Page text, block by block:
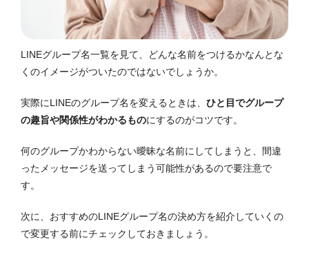
LINEグループ名一覧を見て、どんな名前をつけるかなんとな
くのイメージがついたのではないでしょうか。
実際にLINEのグループ名を変えるときは、 ひと目でグループ
の趣旨や関係性がわかるものにするのがコツです。
何のグループかわからない曖昧な名前にしてしまうと、間違
ったメッセージを送ってしまう可能性があるので要注意で
す。
次に、おすすめのLINEグループ名の決め方を紹介していくの
で変更する前にチェックしておきましょう。